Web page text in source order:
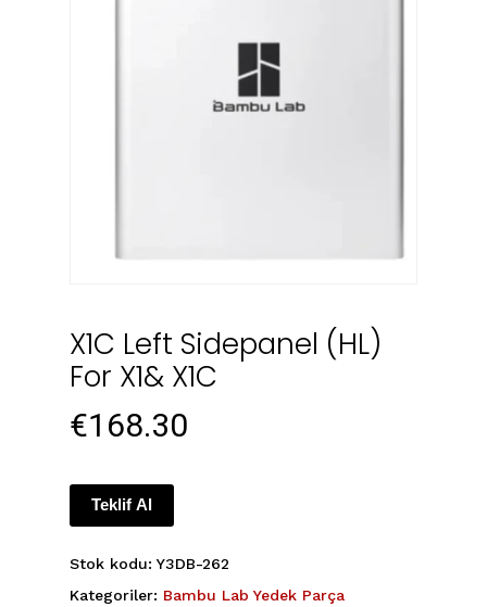
X1C Left Sidepanel (HL)
For X1& X1C
€168.30
Teklif Al
Stok kodu: Y3DB-262
Kategoriler: Bambu Lab Yedek Parça